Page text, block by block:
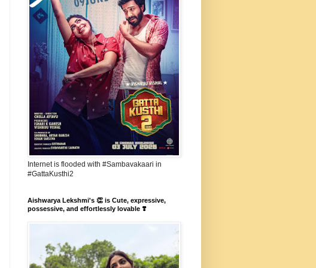
Internet is flooded with #Sambavakaari in
#GattaKusthi2
Aishwarya Lekshmi's 👏 is Cute, expressive,
possessive, and effortlessly lovable ❣️